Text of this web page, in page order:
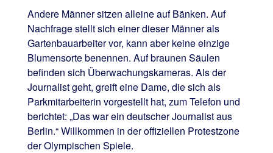
Andere Männer sitzen alleine auf Bänken. Auf
Nachfrage stellt sich einer dieser Männer als
Gartenbauarbeiter vor, kann aber keine einzige
Blumensorte benennen. Auf braunen Säulen
befinden sich Überwachungskameras. Als der
Journalist geht, greift eine Dame, die sich als
Parkmitarbeiterin vorgestellt hat, zum Telefon und
berichtet: „Das war ein deutscher Journalist aus
Berlin.“ Willkommen in der offiziellen Protestzone
der Olympischen Spiele.